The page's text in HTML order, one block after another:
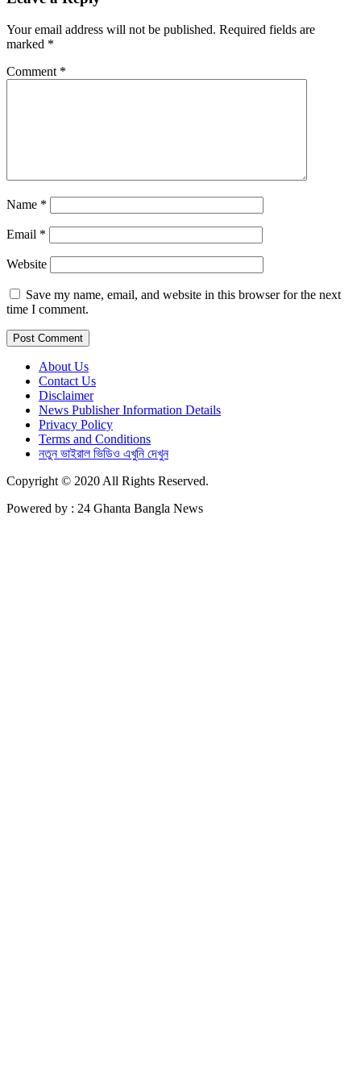
Your email address will not be published. Required fields are
marked *
Comment *
Name *
Email *
Website
Save my name, email, and website in this browser for the next
time I comment.
About Us
Contact Us
Disclaimer
News Publisher Information Details
Privacy Policy
Terms and Conditions
নতুন ভাইরাল ভিডিও এখুনি দেখুন
Copyright © 2020 All Rights Reserved.
Powered by : 24 Ghanta Bangla News